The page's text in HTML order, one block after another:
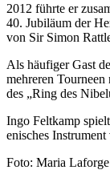
2012 führte er
40. Jubiläum der
von Sir Simon
Als häufiger Gast
mehreren
des „Ring des
Ingo Feltkamp
enisches
Foto: Maria Laforge